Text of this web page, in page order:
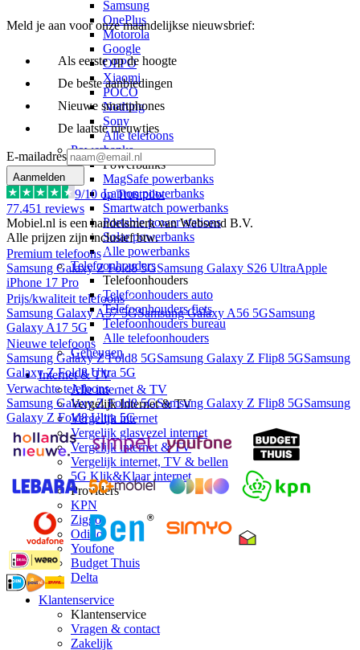
Samsung
OnePlus
Motorola
Google
OPPO
Xiaomi
POCO
Nothing
Sony
Alle telefoons
Powerbanks
Powerbanks
MagSafe powerbanks
Laptop powerbanks
Smartwatch powerbanks
Portable power stations
Solar powerbanks
Alle powerbanks
Telefoonhouders
Telefoonhouders
Telefoonhouders auto
Telefoonhouders fiets
Telefoonhouders bureau
Alle telefoonhouders
Geheugen
Internet & TV
Alle internet & TV
Vergelijk Internet & TV
Vergelijk internet
Vergelijk glasvezel internet
Vergelijk internet & TV
Vergelijk internet, TV & bellen
5G Klik&Klaar internet
Providers
KPN
Ziggo
Odido
Youfone
Budget Thuis
Delta
Klantenservice
Klantenservice
Vragen & contact
Zakelijk
Meld je aan voor onze maandelijkse nieuwsbrief:
Als eerste op de hoogte
De beste aanbiedingen
Nieuwe smartphones
De laatste nieuwtjes
E-mailadres
Aanmelden
9/10 op Trustpilot
77.451 reviews
Mobiel.nl is een handelsmerk van Websend B.V.
Alle prijzen zijn inclusief btw.
Premium telefoons
Samsung Galaxy Z Fold8 5GSamsung Galaxy S26 UltraApple
iPhone 17 Pro
Prijs/kwaliteit telefoons
Samsung Galaxy A57 5GSamsung Galaxy A56 5GSamsung
Galaxy A17 5G
Nieuwe telefoons
Samsung Galaxy Z Fold8 5GSamsung Galaxy Z Flip8 5GSamsung
Galaxy Z Fold8 Ultra 5G
Verwachte telefoons
Samsung Galaxy Z Fold8 5GSamsung Galaxy Z Flip8 5GSamsung
Galaxy Z Fold8 Ultra 5G